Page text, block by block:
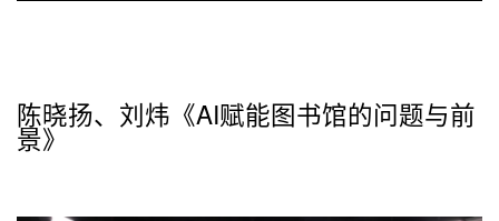
陈晓扬、刘炜《AI赋能图书馆的问题与前
景》